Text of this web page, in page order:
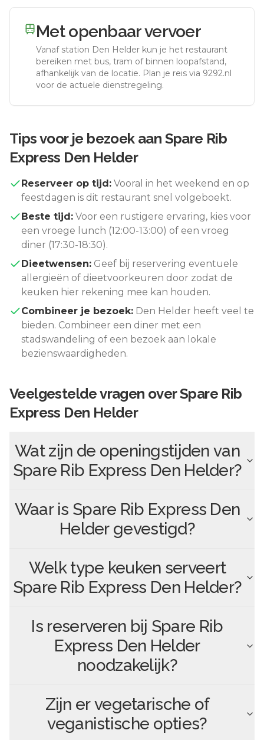
Met openbaar vervoer
Vanaf station Den Helder kun je het restaurant
bereiken met bus, tram of binnen loopafstand,
afhankelijk van de locatie. Plan je reis via 9292.nl
voor de actuele dienstregeling.
Tips voor je bezoek aan Spare Rib
Express Den Helder
Reserveer op tijd: Vooral in het weekend en op
feestdagen is dit restaurant snel volgeboekt.
Beste tijd: Voor een rustigere ervaring, kies voor
een vroege lunch (12:00-13:00) of een vroeg
diner (17:30-18:30).
Dieetwensen: Geef bij reservering eventuele
allergieën of dieetvoorkeuren door zodat de
keuken hier rekening mee kan houden.
Combineer je bezoek: Den Helder heeft veel te
bieden. Combineer een diner met een
stadswandeling of een bezoek aan lokale
bezienswaardigheden.
Veelgestelde vragen overSpare Rib
Express Den Helder
Wat zijn de openingstijden van
Spare Rib Express Den Helder?
Waar is Spare Rib Express Den
Heldergevestigd?
Welk type keuken serveert
Spare Rib Express Den Helder?
Is reserveren bij Spare Rib
Express Den Helder
noodzakelijk?
Zijn er vegetarische of
veganistische opties?